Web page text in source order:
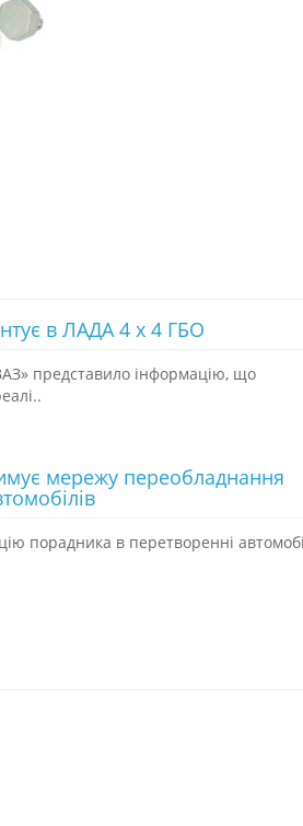
в ЛАДА 4 х 4 ГБО
представило інформацію, що
мережу переобладнання
порадника в перетворенні